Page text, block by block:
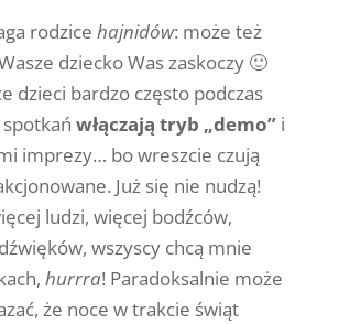
rodzicehajnidów: może też
dziecko Was zaskoczy 🙂
dzieci bardzo często podczas
spotkańwłączają tryb „demo” i
imprezy… bo wreszcie czują
Już się nie nudzą!
ludzi, więcej bodźców,
wszyscy chcą mnie
hurrra! Paradoksalnie może
że noce w trakcie świąt